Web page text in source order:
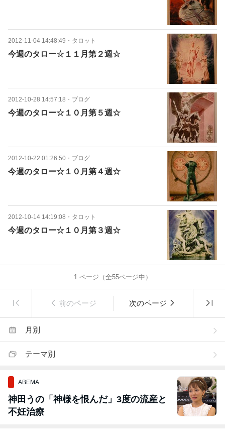
2012-11-04 14:48:49 ・ タロット
今週のタロー☆１１月第２週☆
2012-10-28 14:57:18 ・ ブログ
今週のタロー☆１０月第５週☆
2012-10-22 01:26:50 ・ ブログ
今週のタロー☆１０月第４週☆
2012-10-14 14:19:08 ・ タロット
今週のタロー☆１０月第３週☆
1ページ（全55ページ中）
前のページ 次のページ
月別
テーマ別
ABEMA
神田うの「神様を恨んだ」3度の流産と
不妊治療